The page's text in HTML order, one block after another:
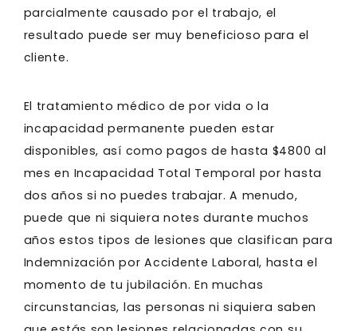
parcialmente causado por el trabajo, el
resultado puede ser muy beneficioso para el
cliente.
El tratamiento médico de por vida o la
incapacidad permanente pueden estar
disponibles, así como pagos de hasta $4800 al
mes en Incapacidad Total Temporal por hasta
dos años si no puedes trabajar. A menudo,
puede que ni siquiera notes durante muchos
años estos tipos de lesiones que clasifican para
Indemnización por Accidente Laboral, hasta el
momento de tu jubilación. En muchas
circunstancias, las personas ni siquiera saben